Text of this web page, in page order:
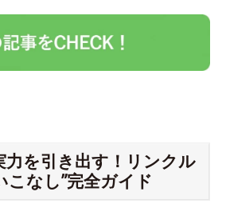
を引き出す！リンクル
こなし”完全ガイド